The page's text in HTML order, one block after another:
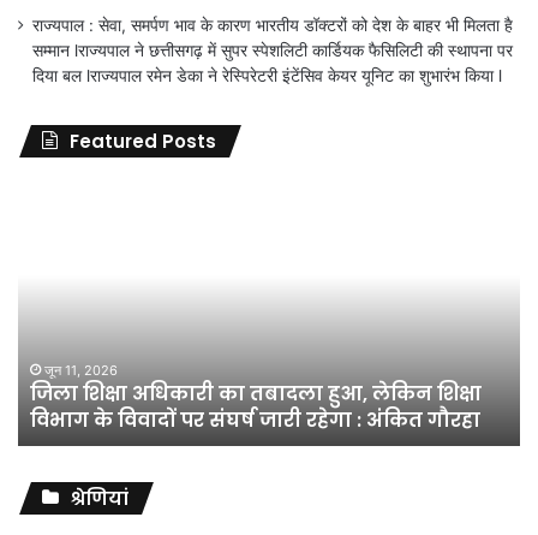
राज्यपाल : सेवा, समर्पण भाव के कारण भारतीय डॉक्टरों को देश के बाहर भी मिलता है
सम्मान lराज्यपाल ने छत्तीसगढ़ में सुपर स्पेशलिटी कार्डियक फैसिलिटी की स्थापना पर
दिया बल lराज्यपाल रमेन डेका ने रेस्पिरेटरी इंटेंसिव केयर यूनिट का शुभारंभ किया l
Featured Posts
शिक्षा
विभाग
विवादों
संघर्ष
जारी
जून 11, 2026
जिला शिक्षा अधिकारी का तबादला हुआ, लेकिन शिक्षा
विभाग के विवादों पर संघर्ष जारी रहेगा : अंकित गौरहा
श्रेणियां